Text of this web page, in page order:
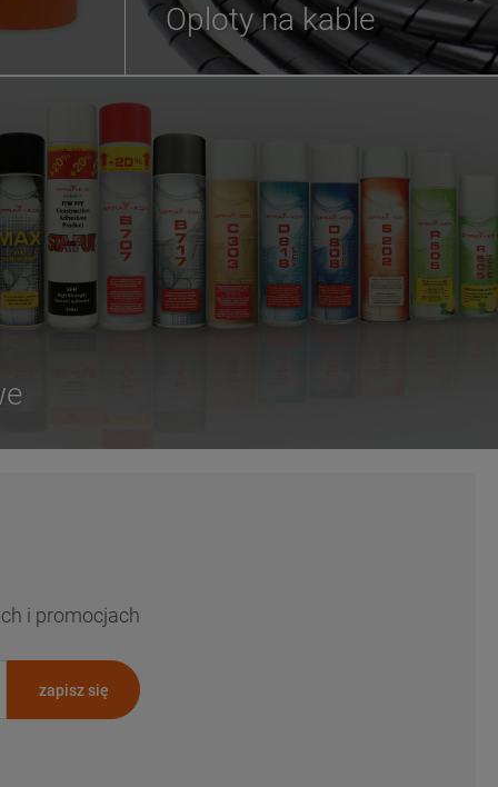
Oploty na kable
i promocjach
zapisz się